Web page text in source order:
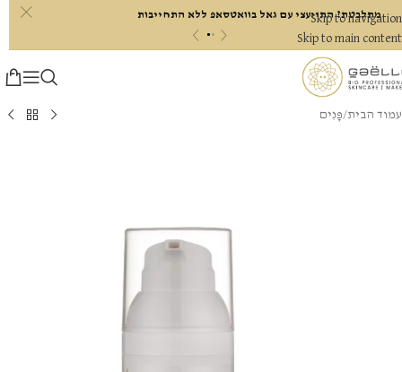
מתלבטת? התייעצי עם גאל בוואטסאפ ללא התחייבות
c
Skip to navigation
Skip to main content
עמוד הבית/פָּנִים